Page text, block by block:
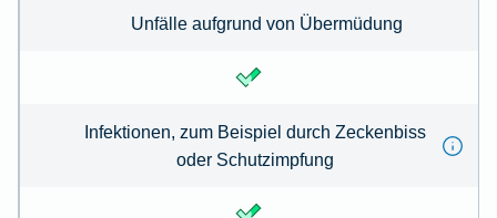
Unfälle aufgrund von Übermüdung
Infektionen, zum Beispiel durch Zeckenbiss
oder Schutzimpfung